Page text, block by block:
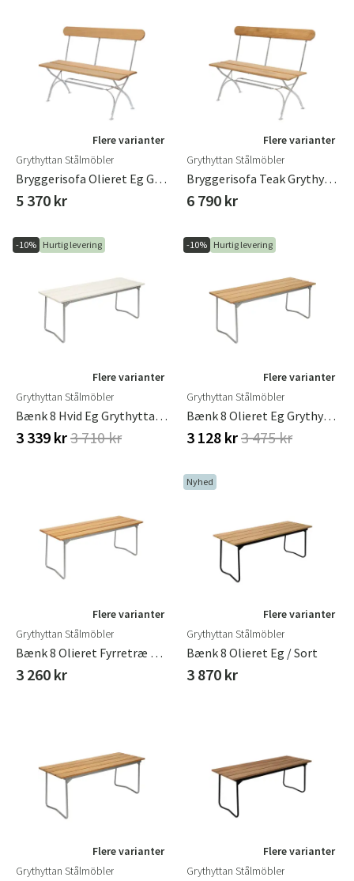
Flere varianter
Grythyttan Stålmöbler
Bryggerisofa Olieret Eg Grythyttan Stålmöbler
5 370 kr
Flere varianter
Grythyttan Stålmöbler
Bryggerisofa Teak Grythyttan Stålmöbler
6 790 kr
-10% Hurtig levering
Flere varianter
Grythyttan Stålmöbler
Bænk 8 Hvid Eg Grythyttan Stålmöbler
3 339 kr3 710 kr
-10% Hurtig levering
Flere varianter
Grythyttan Stålmöbler
Bænk 8 Olieret Eg Grythyttan Stålmöbler
3 128 kr3 475 kr
Flere varianter
Grythyttan Stålmöbler
Bænk 8 Olieret Fyrretræ Grythyttan Stålmöbler
3 260 kr
Nyhed
Flere varianter
Grythyttan Stålmöbler
Bænk 8 Olieret Eg / Sort
3 870 kr
Flere varianter
Grythyttan Stålmöbler
Flere varianter
Grythyttan Stålmöbler